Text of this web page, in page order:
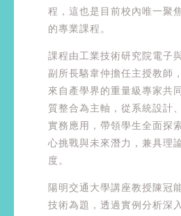
程，這也是目前校內唯一聚
的專業課程。
課程由工業技術研究院電子
副所長駱韋仲擔任主授教師
來自產學界的重量級專家共
質整合為主軸，從系統設計
實務應用，帶領學生全面探
心挑戰與未來潛力，兼具理
度。
陽明交通大學講座教授陳冠
技術為題，透過實例分析深